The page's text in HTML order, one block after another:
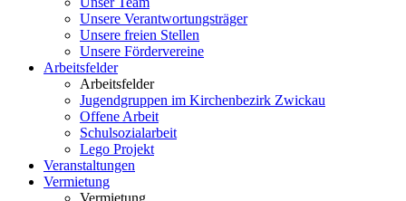
Unsere Verantwortungsträger
Unsere freien Stellen
Unsere Fördervereine
Arbeitsfelder
Arbeitsfelder
Jugendgruppen im Kirchenbezirk Zwickau
Offene Arbeit
Schulsozialarbeit
Lego Projekt
Veranstaltungen
Vermietung